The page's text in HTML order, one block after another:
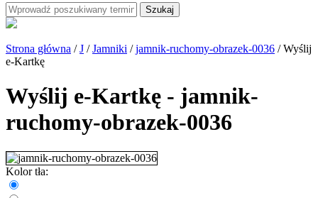
Szukaj
Strona główna /J /Jamniki /jamnik-ruchomy-obrazek-0036 / Wyślij
e-Kartkę
Wyślij e-Kartkę - jamnik-
ruchomy-obrazek-0036
Kolor tła: